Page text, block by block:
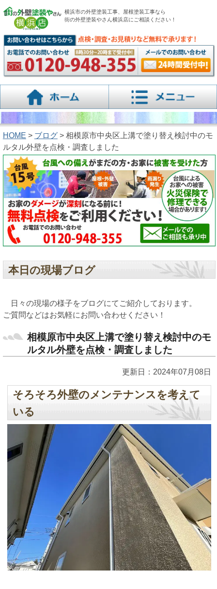
横浜市の外壁塗装工事、屋根塗装工事なら
街の外壁塗装やさん横浜店にご相談ください！
HOME > ブログ> 相模原市中央区上溝で塗り替え検討中のモ
ルタル外壁を点検・調査しました
本日の現場ブログ
日々の現場の様子をブログにてご紹介しております。
ご質問などはお気軽にお問い合わせください！
相模原市中央区上溝で塗り替え検討中のモ
ルタル外壁を点検・調査しました
更新日：2024年07月08日
そろそろ外壁のメンテナンスを考えて
いる